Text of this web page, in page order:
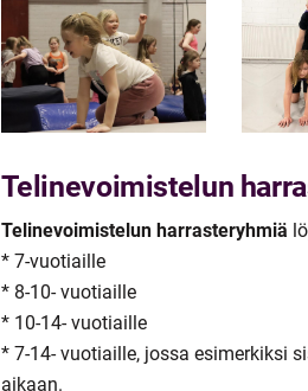
Telinevoimistelun
Telinevoimistelun harrasteryhmiä
* 7-vuotiaille
* 8-10- vuotiaille
* 10-14- vuotiaille
* 7-14- vuotiaille, jossa esimerkiksi
aikaan.